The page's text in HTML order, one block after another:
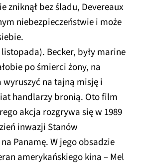
zniknął bez śladu, Devereaux
niebezpieczeństwie i może
Becker, były marine
po śmierci żony, na
wyruszyć na tajną misję i
handlarzy bronią. Oto film
akcja rozgrywa się w 1989
inwazji Stanów
Panamę. W jego obsadzie
amerykańskiego kina – Mel